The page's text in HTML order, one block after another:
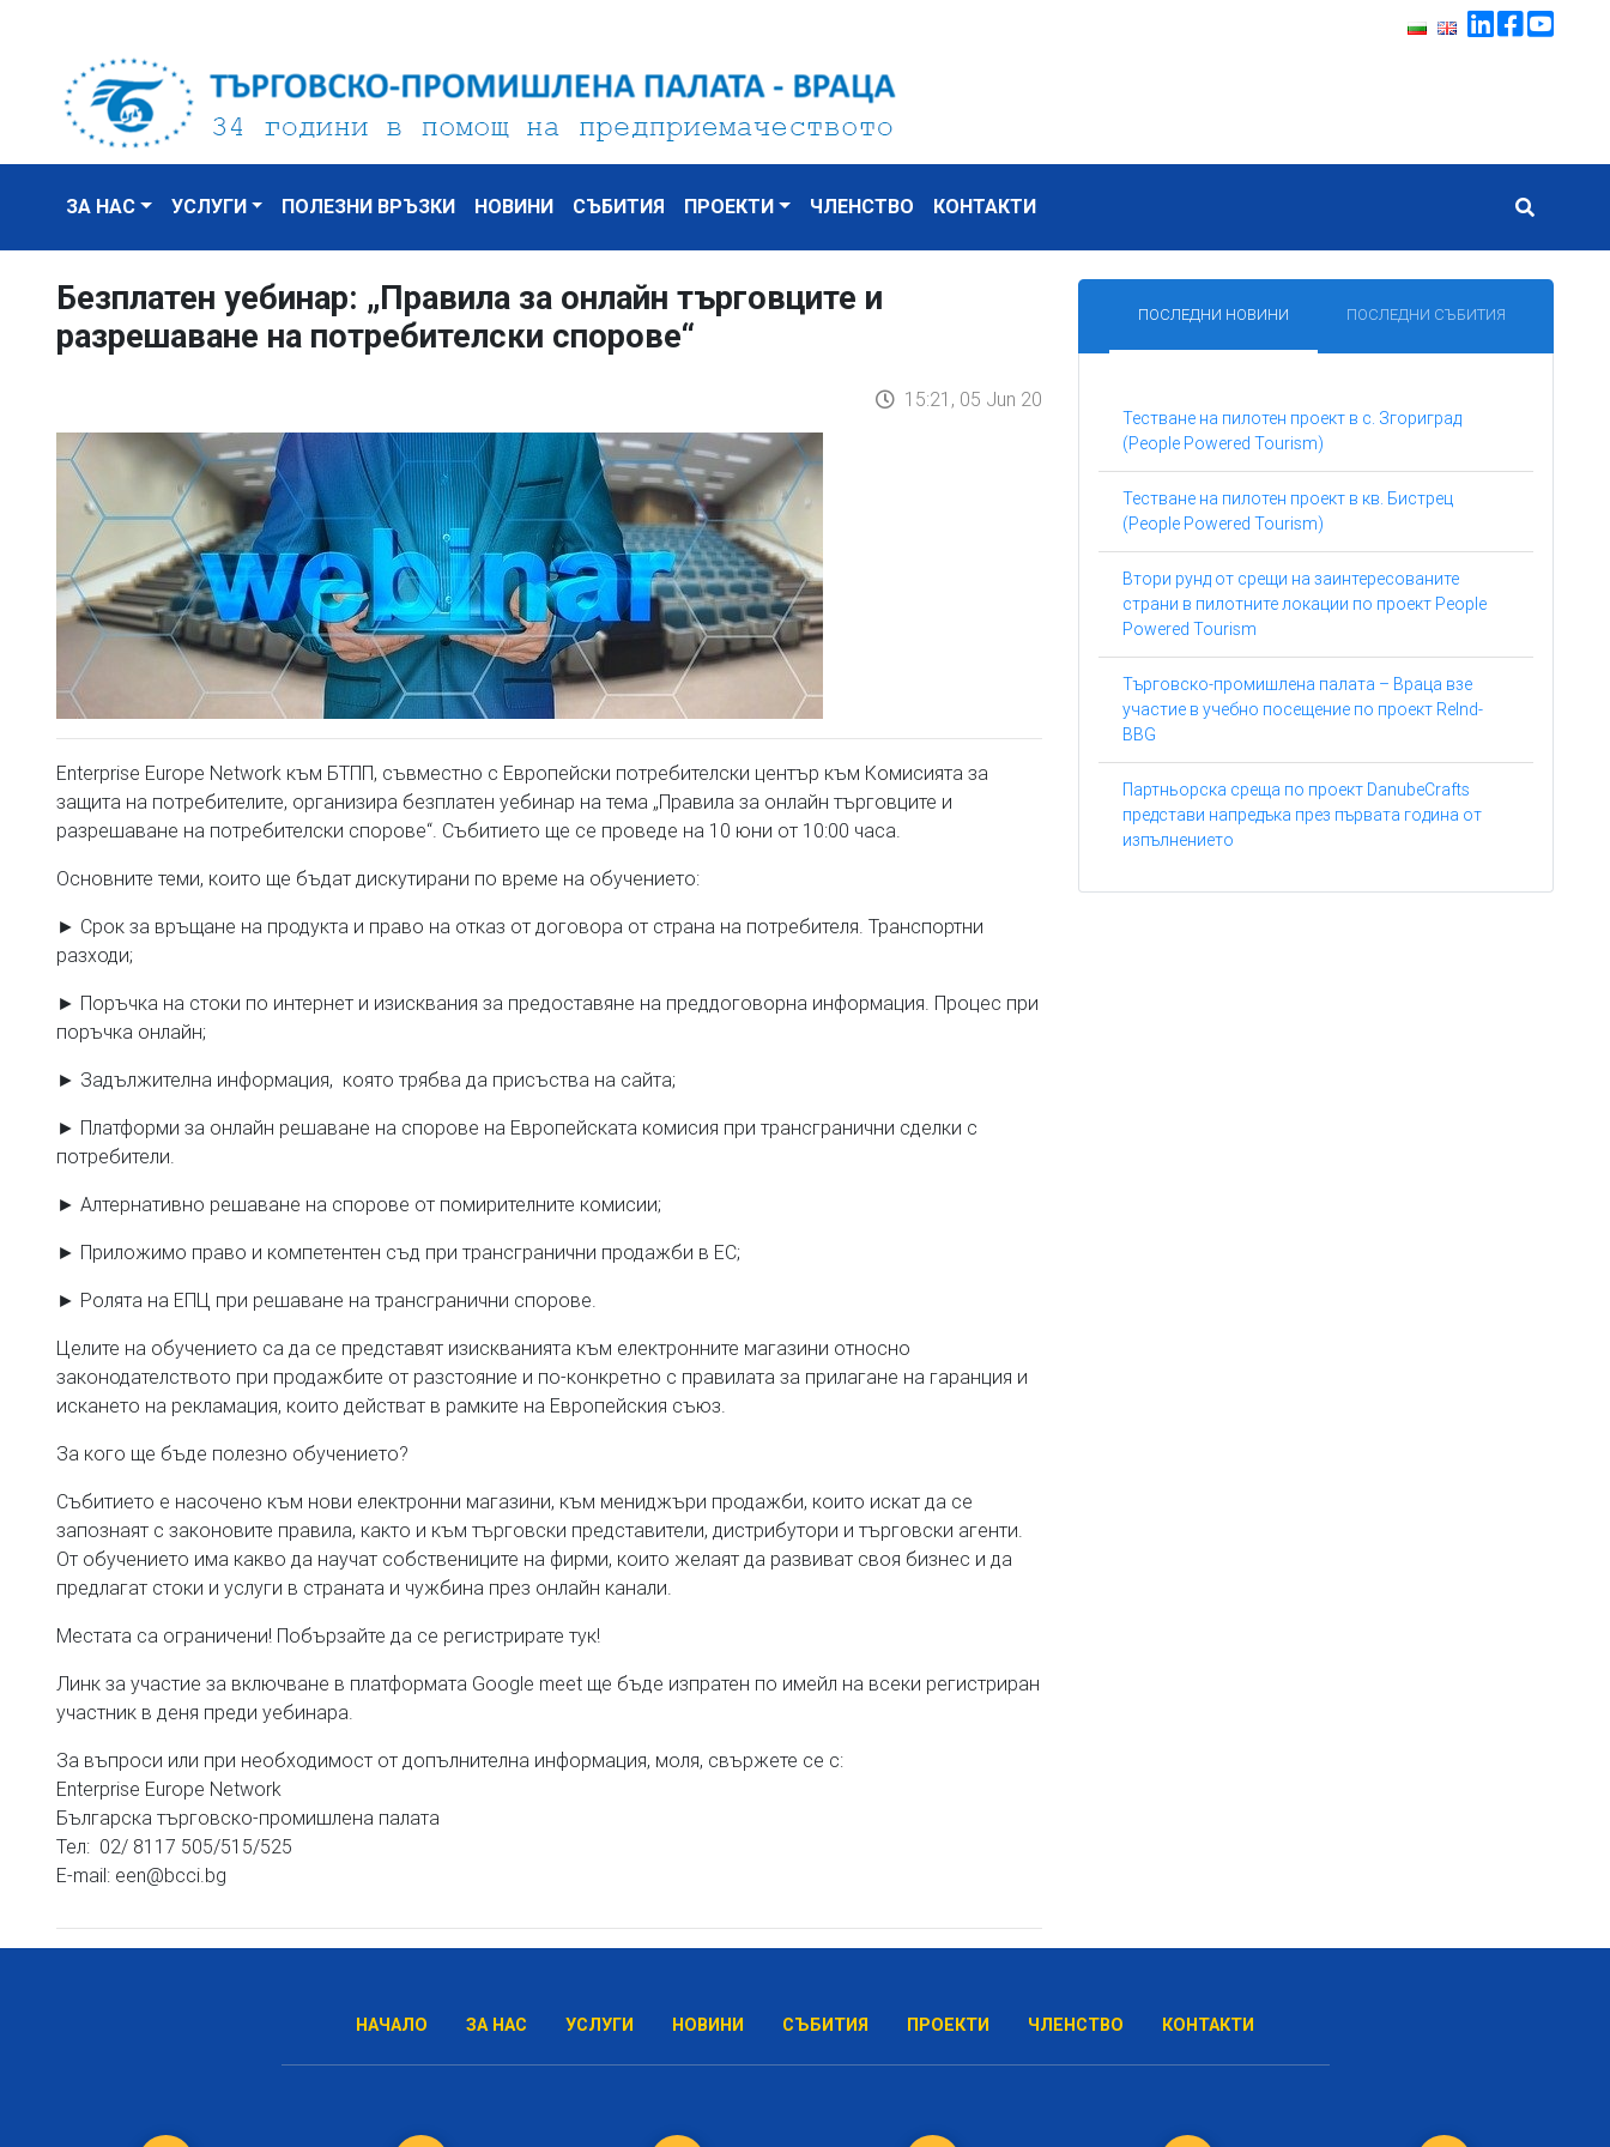
ЗА НАС УСЛУГИ ПОЛЕЗНИ ВРЪЗКИ НОВИНИ СЪБИТИЯ ПРОЕКТИ ЧЛЕНСТВО КОНТАКТИ
Безплатен уебинар: „Правила за онлайн търговците и
разрешаване на потребителски спорове“
15:21, 05 Jun 20
Enterprise Europe Network към БТПП, съвместно с Европейски потребителски център към Комисията за
защита на потребителите, организира безплатен уебинар на тема „Правила за онлайн търговците и
разрешаване на потребителски спорове“. Събитието ще се проведе на 10 юни от 10:00 часа.
Основните теми, които ще бъдат дискутирани по време на обучението:
► Срок за връщане на продукта и право на отказ от договора от страна на потребителя. Транспортни
разходи;
► Поръчка на стоки по интернет и изисквания за предоставяне на преддоговорна информация. Процес при
поръчка онлайн;
► Задължителна информация, която трябва да присъства на сайта;
► Платформи за онлайн решаване на спорове на Европейската комисия при трансгранични сделки с
потребители.
► Алтернативно решаване на спорове от помирителните комисии;
► Приложимо право и компетентен съд при трансгранични продажби в ЕС;
► Ролята на ЕПЦ при решаване на трансгранични спорове.
Целите на обучението са да се представят изискванията към електронните магазини относно
законодателството при продажбите от разстояние и по-конкретно с правилата за прилагане на гаранция и
искането на рекламация, които действат в рамките на Европейския съюз.
За кого ще бъде полезно обучението?
Събитието е насочено към нови електронни магазини, към мениджъри продажби, които искат да се
запознаят с законовите правила, както и към търговски представители, дистрибутори и търговски агенти.
От обучението има какво да научат собствениците на фирми, които желаят да развиват своя бизнес и да
предлагат стоки и услуги в страната и чужбина през онлайн канали.
Местата са ограничени! Побързайте да се регистрирате тук!
Линк за участие за включване в платформата Google meet ще бъде изпратен по имейл на всеки регистриран
участник в деня преди уебинара.
За въпроси или при необходимост от допълнителна информация, моля, свържете се с:
Enterprise Europe Network
Българска търговско-промишлена палата
Тел: 02/ 8117 505/515/525
Е-mail: een@bcci.bg
ПОСЛЕДНИ НОВИНИ ПОСЛЕДНИ СЪБИТИЯ
Тестване на пилотен проект в с. Згориград
(People Powered Tourism)
Тестване на пилотен проект в кв. Бистрец
(People Powered Tourism)
Втори рунд от срещи на заинтересованите
страни в пилотните локации по проект People
Powered Tourism
Търговско-промишлена палата – Враца взе
участие в учебно посещение по проект ReInd-
BBG
Партньорска среща по проект DanubeCrafts
представи напредъка през първата година от
изпълнението
НАЧАЛО ЗА НАС УСЛУГИ НОВИНИ СЪБИТИЯ ПРОЕКТИ ЧЛЕНСТВО КОНТАКТИ